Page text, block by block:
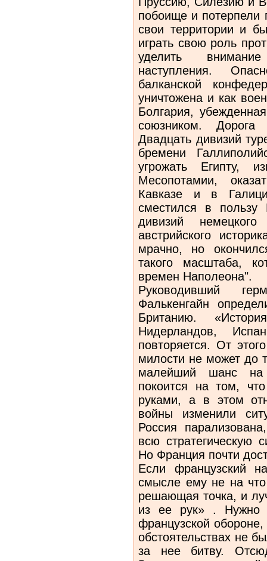
побоище и потерпели
свои территории и
играть свою роль
уделить
наступления.
балканской
уничтожена и как
Болгария,
союзником.
Двадцать дивизий
бремени
угрожать Египту,
Месопотамии,
Кавказе и в
сместился в
дивизий
австрийского
мрачно, но
такого масштаба,
времен Наполеона".
Руководивший
Фалькенгайн
Британию.
Нидерландов,
повторяется. От
милости не может до
малейший шанс на
покоится на том,
руками, а в этом
войны изменили
Россия
всю стратегическую
Но Франция почти
Если французский
смысле ему не на что
решающая точка, и
из ее рук» . Нужно
французской
обстоятельствах не
за нее битву.